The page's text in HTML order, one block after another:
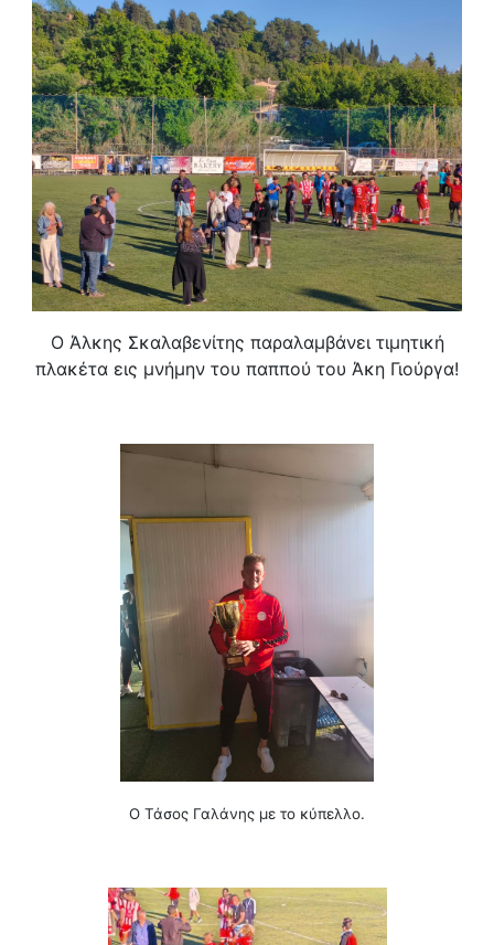
Ο Άλκης Σκαλαβενίτης παραλαμβάνει τιμητική
πλακέτα εις μνήμην του παππού του Άκη Γιούργα!
Ο Τάσος Γαλάνης με το κύπελλο.